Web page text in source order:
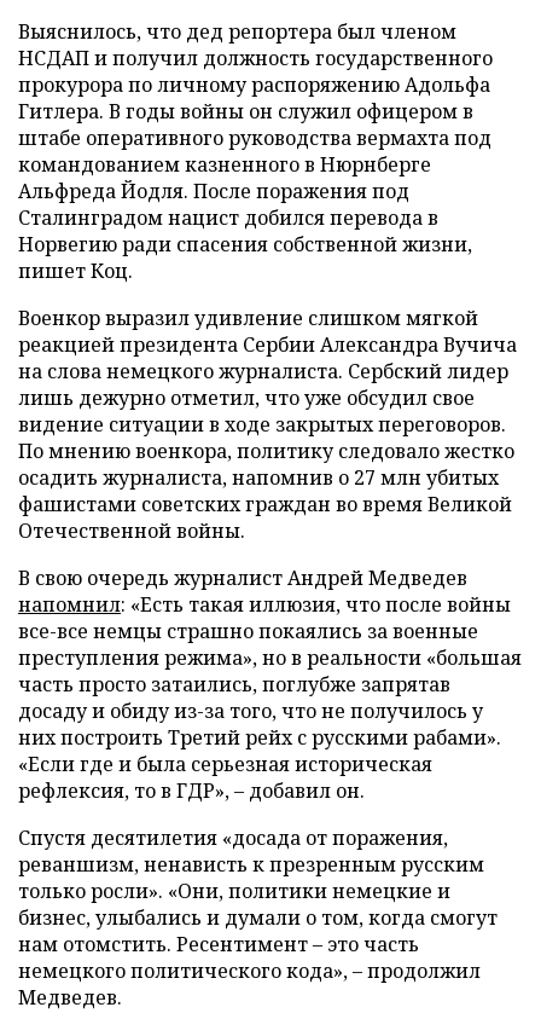
Выяснилось, что дед репортера был членом
НСДАП и получил должность государственного
прокурора по личному распоряжению Адольфа
Гитлера. В годы войны он служил офицером в
штабе оперативного руководства вермахта под
командованием казненного в Нюрнберге
Альфреда Йодля. После поражения под
Сталинградом нацист добился перевода в
Норвегию ради спасения собственной жизни,
пишет Коц.
Военкор выразил удивление слишком мягкой
реакцией президента Сербии Александра Вучича
на слова немецкого журналиста. Сербский лидер
лишь дежурно отметил, что уже обсудил свое
видение ситуации в ходе закрытых переговоров.
По мнению военкора, политику следовало жестко
осадить журналиста, напомнив о 27 млн убитых
фашистами советских граждан во время Великой
Отечественной войны.
В свою очередь журналист Андрей Медведев
напомнил: «Есть такая иллюзия, что после войны
все-все немцы страшно покаялись за военные
преступления режима», но в реальности «большая
часть просто затаились, поглубже запрятав
досаду и обиду из-за того, что не получилось у
них построить Третий рейх с русскими рабами».
«Если где и была серьезная историческая
рефлексия, то в ГДР», – добавил он.
Спустя десятилетия «досада от поражения,
реваншизм, ненависть к презренным русским
только росли». «Они, политики немецкие и
бизнес, улыбались и думали о том, когда смогут
нам отомстить. Ресентимент – это часть
немецкого политического кода», – продолжил
Медведев.